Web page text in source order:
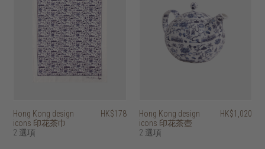
Hong Kong design
icons 印花茶巾
2 選項
HK$178
Hong Kong design
icons 印花茶壺
2 選項
HK$1,020